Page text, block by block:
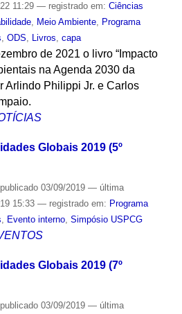
11:29 — registrado em: Ciências
, Meio Ambiente, Programa
, ODS, Livros, capa
de 2021 o livro “Impacto
na Agenda 2030 da
Arlindo Philippi Jr. e Carlos
Globais 2019 (5º
publicado03/09/2019 — última
15:33 — registrado em: Programa
Evento interno, Simpósio USPCG
Globais 2019 (7º
publicado03/09/2019 — última